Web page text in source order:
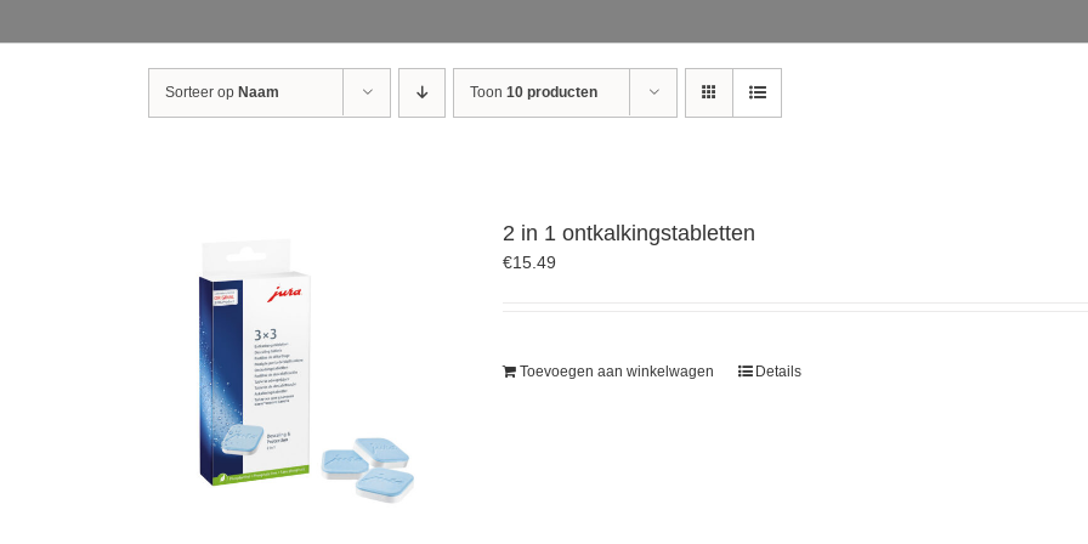
Sorteer op Naam Toon 10 producten
2 in 1 ontkalkingstabletten
€15.49
Toevoegen aan winkelwagen Details